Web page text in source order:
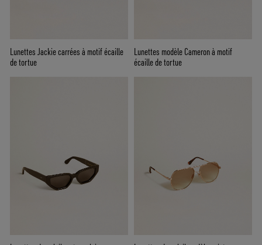
Lunettes Jackie carrées à motif écaille
de tortue
Lunettes modèle Cameron à motif
écaille de tortue